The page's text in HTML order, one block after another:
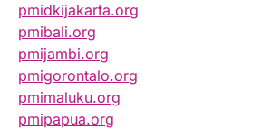
pmidkijakarta.org
pmibali.org
pmijambi.org
pmigorontalo.org
pmimaluku.org
pmipapua.org